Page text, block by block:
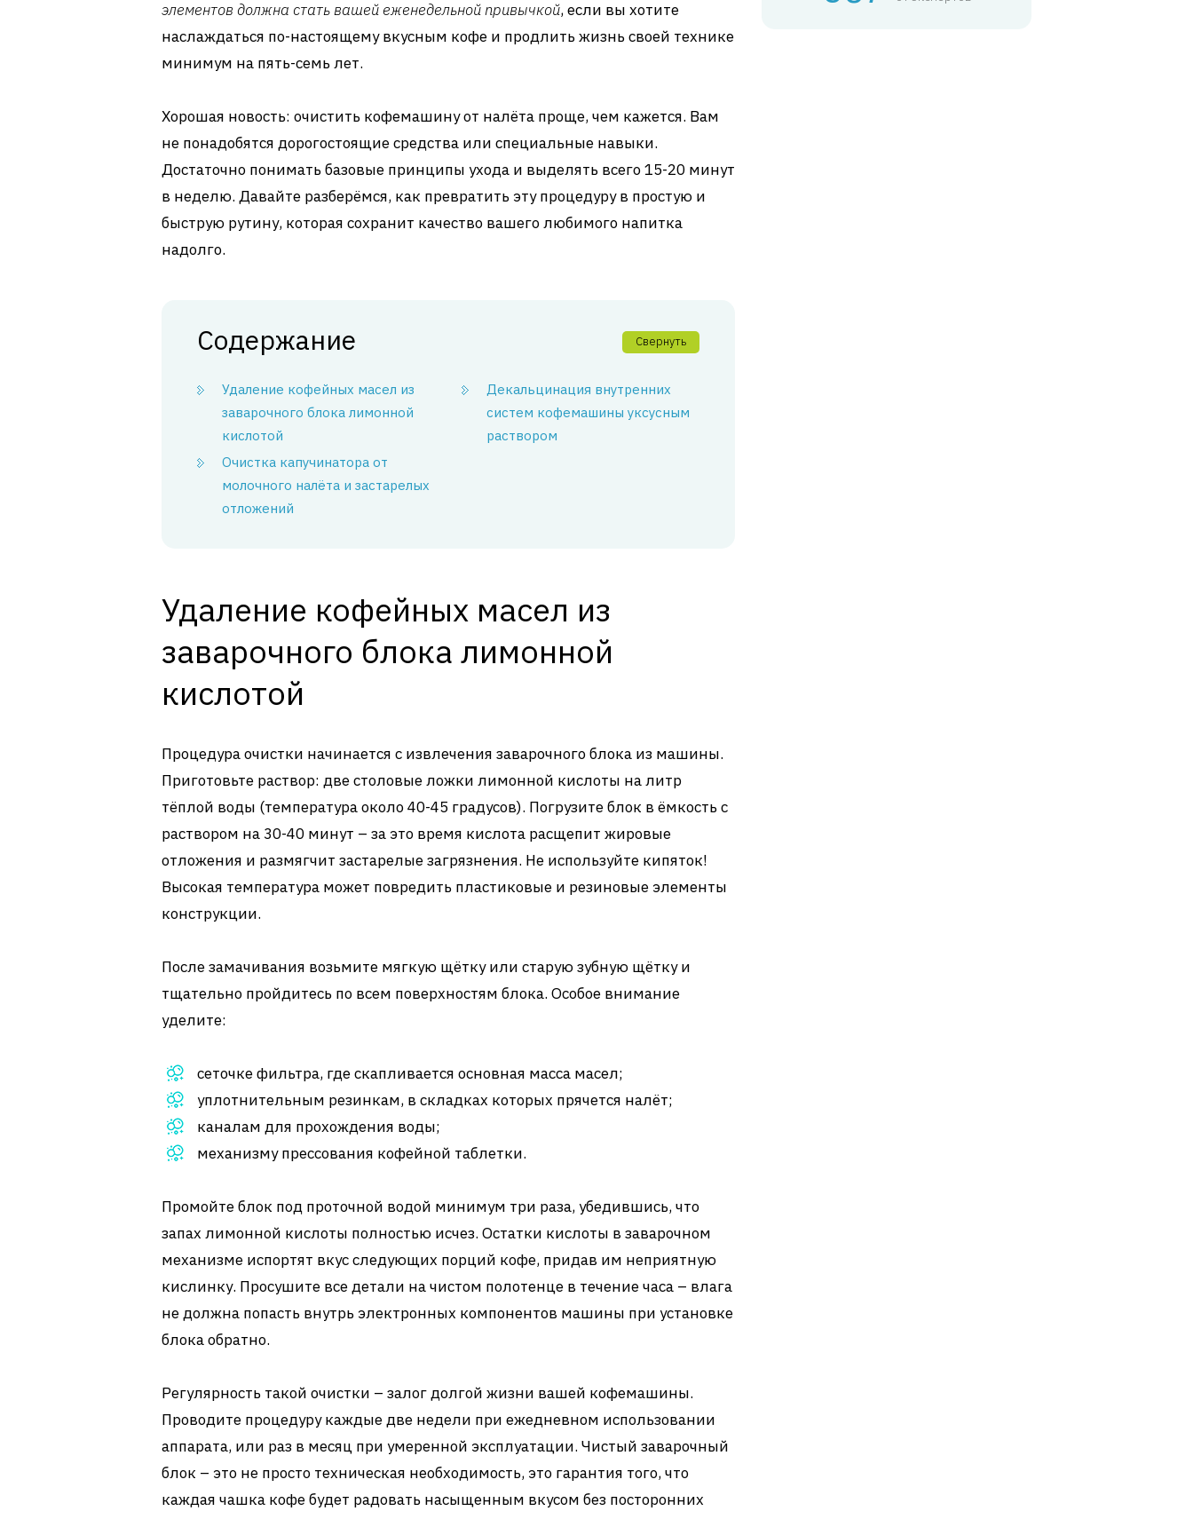
элементов должна стать вашей еженедельной привычкой, если вы хотите
наслаждаться по-настоящему вкусным кофе и продлить жизнь своей технике
минимум на пять-семь лет.
Хорошая новость: очистить кофемашину от налёта проще, чем кажется. Вам
не понадобятся дорогостоящие средства или специальные навыки.
Достаточно понимать базовые принципы ухода и выделять всего 15-20 минут
в неделю. Давайте разберёмся, как превратить эту процедуру в простую и
быструю рутину, которая сохранит качество вашего любимого напитка
надолго.
Содержание Свернуть
Удаление кофейных масел из
заварочного блока лимонной
кислотой
Очистка капучинатора от
молочного налёта и застарелых
отложений
Декальцинация внутренних
систем кофемашины уксусным
раствором
Удаление кофейных масел из
заварочного блока лимонной
кислотой
Процедура очистки начинается с извлечения заварочного блока из машины.
Приготовьте раствор: две столовые ложки лимонной кислоты на литр
тёплой воды (температура около 40-45 градусов). Погрузите блок в ёмкость с
раствором на 30-40 минут – за это время кислота расщепит жировые
отложения и размягчит застарелые загрязнения. Не используйте кипяток!
Высокая температура может повредить пластиковые и резиновые элементы
конструкции.
После замачивания возьмите мягкую щётку или старую зубную щётку и
тщательно пройдитесь по всем поверхностям блока. Особое внимание
уделите:
сеточке фильтра, где скапливается основная масса масел;
уплотнительным резинкам, в складках которых прячется налёт;
каналам для прохождения воды;
механизму прессования кофейной таблетки.
Промойте блок под проточной водой минимум три раза, убедившись, что
запах лимонной кислоты полностью исчез. Остатки кислоты в заварочном
механизме испортят вкус следующих порций кофе, придав им неприятную
кислинку. Просушите все детали на чистом полотенце в течение часа – влага
не должна попасть внутрь электронных компонентов машины при установке
блока обратно.
Регулярность такой очистки – залог долгой жизни вашей кофемашины.
Проводите процедуру каждые две недели при ежедневном использовании
аппарата, или раз в месяц при умеренной эксплуатации. Чистый заварочный
блок – это не просто техническая необходимость, это гарантия того, что
каждая чашка кофе будет радовать насыщенным вкусом без посторонних